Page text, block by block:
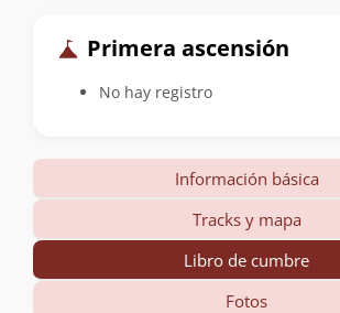
Primera ascensión
No hay registro
Información básica
Tracks y mapa
Libro de cumbre
Fotos